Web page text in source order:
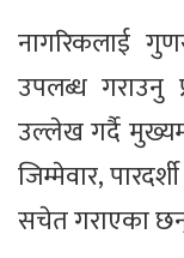
नागरिकलाई
उपलब्ध गराउनु
उल्लेख गर्दै
जिम्मेवार,
सचेत गराएका